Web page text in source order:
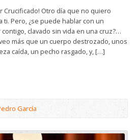
Crucificado! Otro día que no quiero
ti. Pero, ¿se puede hablar con un
clavado sin vida en una cruz?…
más que un cuerpo destrozado, unos
caída, un pecho rasgado, y, […]
García